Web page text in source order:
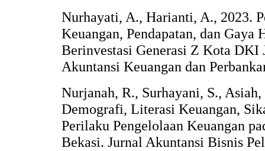
Nurhayati, A., Harianti, A., 2023.
Keuangan, Pendapatan, dan Gaya
Berinvestasi Generasi Z Kota DKI
Akuntansi Keuangan dan
Nurjanah, R., Surhayani, S.,
Demografi, Literasi Keuangan,
Perilaku Pengelolaan Keuangan
Bekasi. Jurnal Akuntansi Bisnis